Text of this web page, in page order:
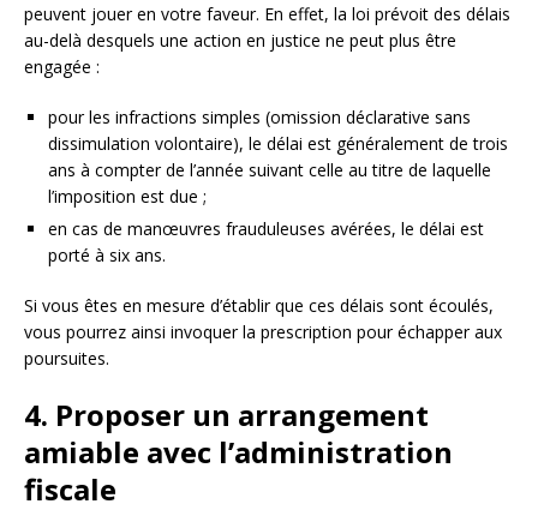
peuvent jouer en votre faveur. En effet, la loi prévoit des délais
au-delà desquels une action en justice ne peut plus être
engagée :
pour les infractions simples (omission déclarative sans
dissimulation volontaire), le délai est généralement de trois
ans à compter de l’année suivant celle au titre de laquelle
l’imposition est due ;
en cas de manœuvres frauduleuses avérées, le délai est
porté à six ans.
Si vous êtes en mesure d’établir que ces délais sont écoulés,
vous pourrez ainsi invoquer la prescription pour échapper aux
poursuites.
4. Proposer un arrangement
amiable avec l’administration
fiscale